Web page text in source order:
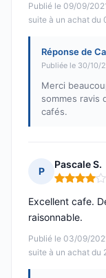
Publié le 09/09/
suite à un achat du
Réponse de
Publiée le 30/10/
Merci
sommes ravis
cafés.
P
Pascale S.
Note : 4
Publié le 03/09/
suite à un achat du
Excellent cafe.
raisonnable.